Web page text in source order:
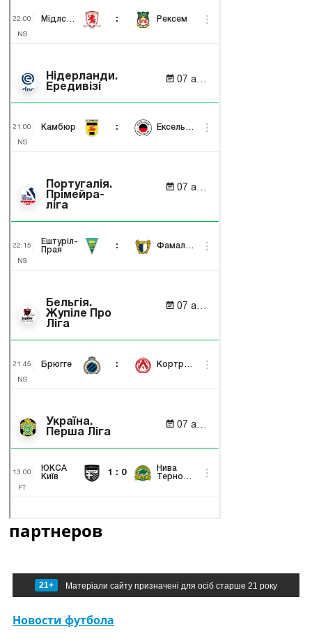
партнеров
21+ Матеріали сайту призначені для осіб старше 21 року
Новости футбола